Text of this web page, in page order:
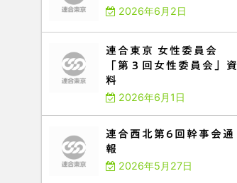
2026年6月2日
連合東京 女性委員会
「第３回女性委員会」資
料
2026年6月1日
連合西北第6回幹事会通
報
2026年5月27日